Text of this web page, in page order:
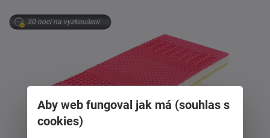
30 nocí na vyzkoušení
Aby web fungoval jak má (souhlas s
cookies)